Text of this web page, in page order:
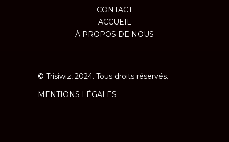
CONTACT
ACCUEIL
À PROPOS DE NOUS
© Trisiwiz, 2024. Tous droits réservés.
MENTIONS LÉGALES